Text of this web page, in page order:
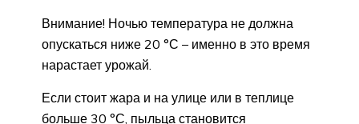
Внимание! Ночью температура не должна
опускаться ниже 20 °С – именно в это время
нарастает урожай.
Если стоит жара и на улице или в теплице
больше 30 °С, пыльца становится